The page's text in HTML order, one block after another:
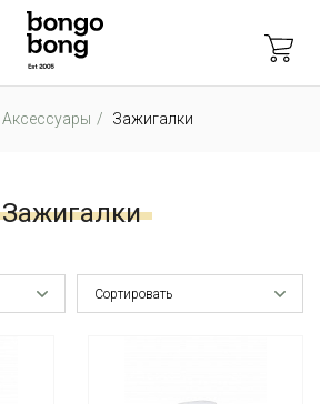
Аксессуары Зажигалки
Зажигалки
Сортировать